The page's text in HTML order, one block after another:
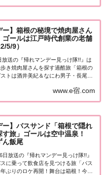
！ゲストはウエンツ...
ー】箱根の秘境で焼肉屋さん
ゴールは江戸時代創業の老舗
5/9）
放送の『帰れマンデー見っけ隊!!』は
歩き焼肉屋さんを探す過酷旅「箱根の
トは酒井美紀＆なにわ男子・長尾謙
は江戸時代開業、創業360周年、多く
www.e宿.com
ー】バスサンド「箱根で隠れ
旅」ゴールは空中温泉！
ん飯尾
日放送の『帰れマンデー見っけ隊!!』
に乗って飲食店を見つける旅「バス
ぶりのロケ再開！舞台は箱根！今回